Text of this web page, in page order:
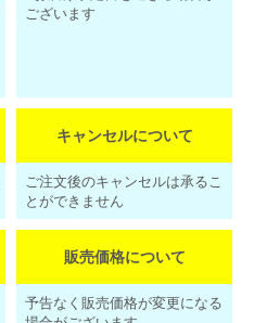
ございます
キャンセルについて
ご注文後のキャンセルは承るこ
とができません
販売価格について
予告なく販売価格が変更になる